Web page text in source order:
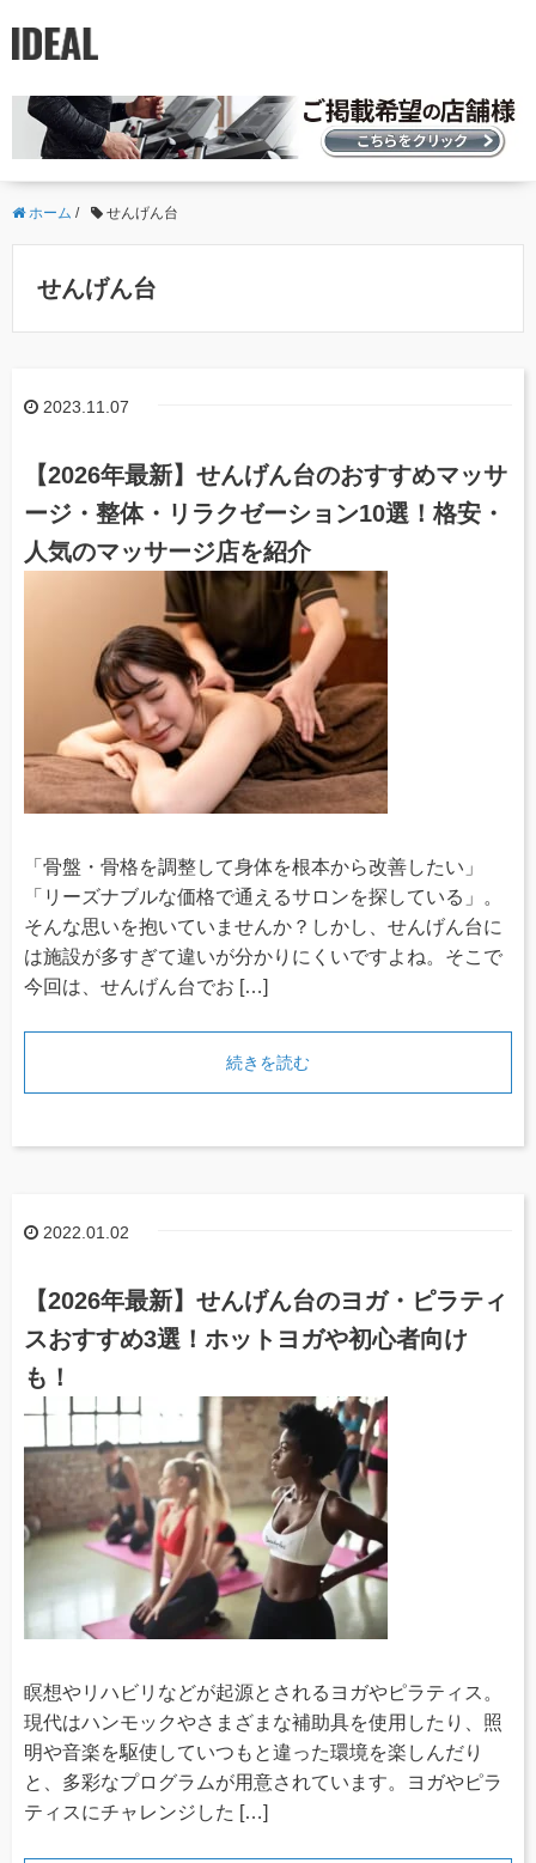
ホーム / せんげん台
せんげん台
2023.11.07
【2026年最新】せんげん台のおすすめマッサ
ージ・整体・リラクゼーション10選！格安・
人気のマッサージ店を紹介
「骨盤・骨格を調整して身体を根本から改善したい」
「リーズナブルな価格で通えるサロンを探している」。
そんな思いを抱いていませんか？しかし、せんげん台に
は施設が多すぎて違いが分かりにくいですよね。そこで
今回は、せんげん台でお […]
続きを読む
2022.01.02
【2026年最新】せんげん台のヨガ・ピラティ
スおすすめ3選！ホットヨガや初心者向け
も！
瞑想やリハビリなどが起源とされるヨガやピラティス。
現代はハンモックやさまざまな補助具を使用したり、照
明や音楽を駆使していつもと違った環境を楽しんだり
と、多彩なプログラムが用意されています。ヨガやピラ
ティスにチャレンジした […]